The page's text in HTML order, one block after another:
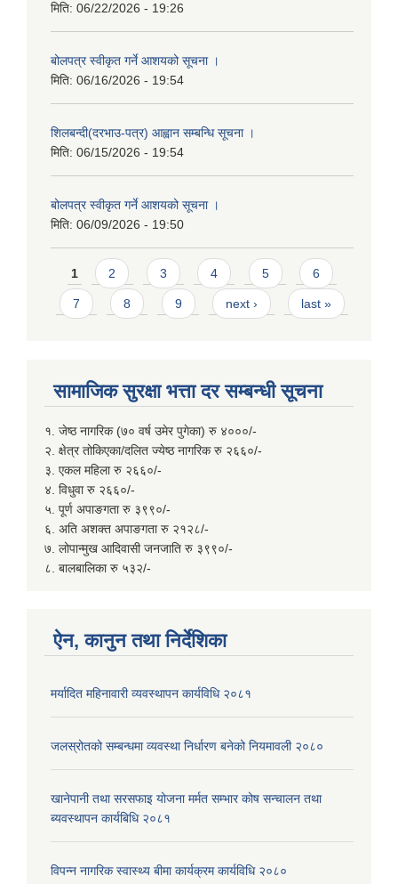
मिति: 06/22/2026 - 19:26
बोलपत्र स्वीकृत गर्ने आशयको सूचना ।
मिति: 06/16/2026 - 19:54
शिलबन्दी(दरभाउ-पत्र) आह्वान सम्बन्धि सूचना ।
मिति: 06/15/2026 - 19:54
बोलपत्र स्वीकृत गर्ने आशयको सूचना ।
मिति: 06/09/2026 - 19:50
Pages
1 2 3 4 5 6
7 8 9 next › last »
सामाजिक सुरक्षा भत्ता दर सम्बन्धी सूचना
१. जेष्ठ नागरिक (७० वर्ष उमेर पुगेका) रु ४०००/-
२. क्षेत्र तोकिएका/दलित ज्येष्ठ नागरिक रु २६६०/-
३. एकल महिला रु २६६०/-
४. विधुवा रु २६६०/-
५. पूर्ण अपाङगता रु ३९९०/-
६. अति अशक्त अपाङगता रु २१२८/-
७. लोपान्मुख आदिवासी जनजाति रु ३९९०/-
८. बालबालिका रु ५३२/-
ऐन, कानुन तथा निर्देशिका
मर्यादित महिनावारी व्यवस्थापन कार्यविधि २०८१
जलस्रोतको सम्बन्धमा व्यवस्था निर्धारण बनेको नियमावली २०८०
खानेपानी तथा सरसफाइ योजना मर्मत सम्भार कोष सन्चालन तथा
ब्यवस्थापन कार्यबिधि २०८१
विपन्न नागरिक स्वास्थ्य बीमा कार्यक्रम कार्यविधि २०८०